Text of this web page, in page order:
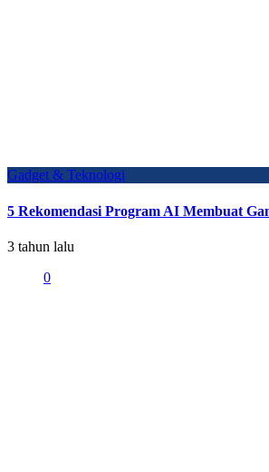
Gadget & Teknologi
5 Rekomendasi Program AI Membuat
3 tahun lalu
0